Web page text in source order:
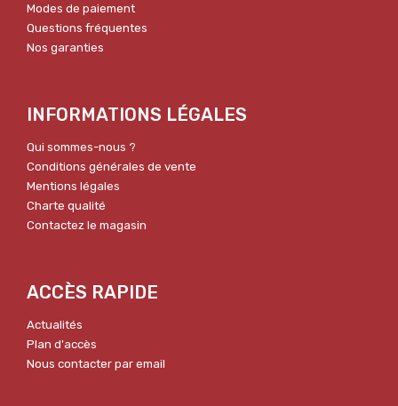
Modes de paiement
Questions fréquentes
Nos garanties
INFORMATIONS LÉGALES
Qui sommes-nous ?
Conditions générales de vente
Mentions légales
Charte qualité
Contactez le magasin
ACCÈS RAPIDE
Actualités
Plan d'accès
Nous contacter par email